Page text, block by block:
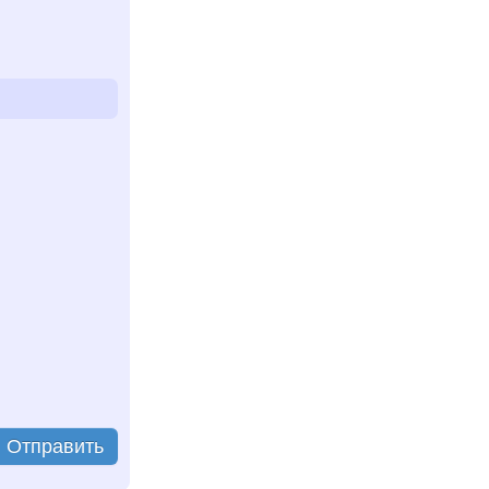
Отправить